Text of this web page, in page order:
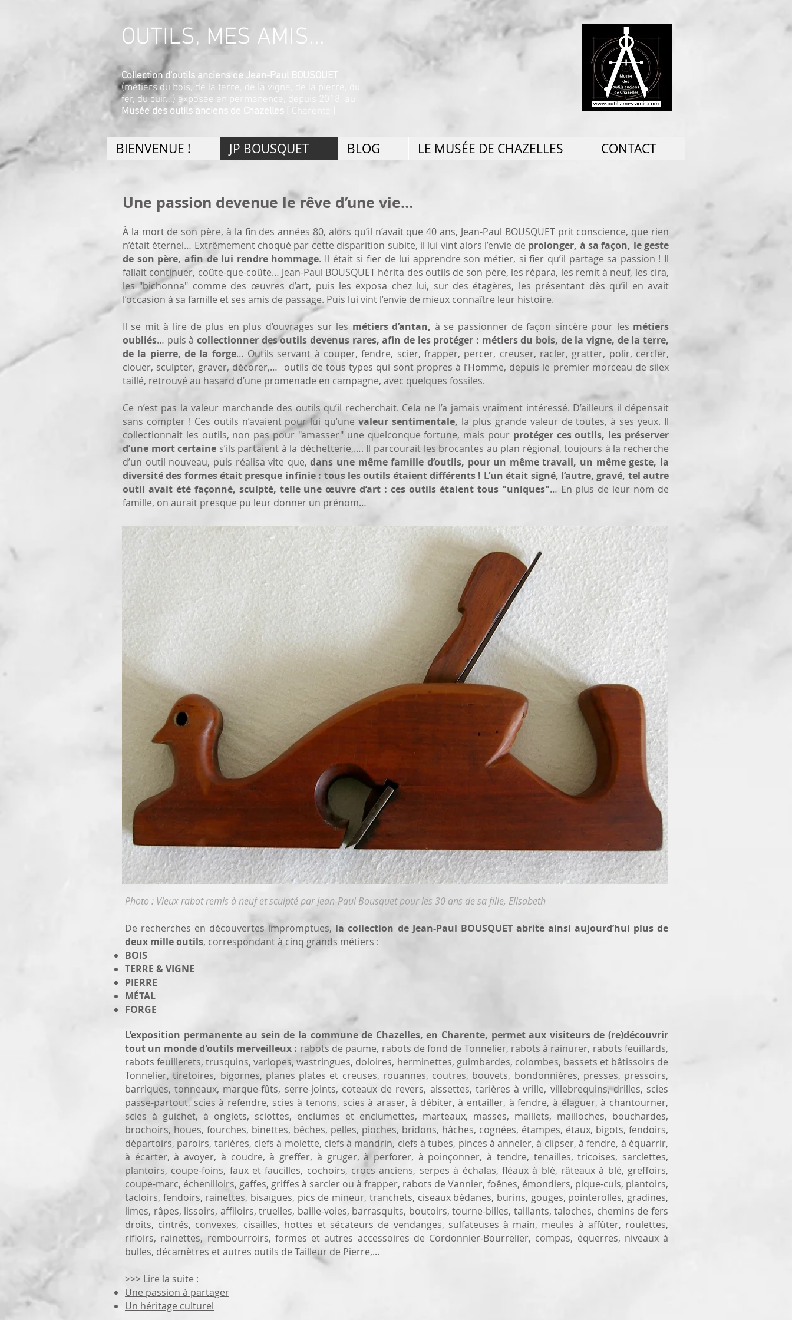
OUTILS, MES AMIS...
Collection d'outils anciens de Jean-Paul BOUSQUET
(métiers du bois, de la terre, de la vigne, de la pierre, du
fer, du cuir...) exposée en permanence, depuis 2018, au
Musée des outils anciens de Chazelles [ Charente ]
BIENVENUE ! JP BOUSQUET BLOG LE MUSÉE DE CHAZELLES CONTACT
Une passion devenue le rêve d’une vie…
À la mort de son père, à la fin des années 80, alors qu’il n’avait que 40 ans, Jean-Paul BOUSQUET prit conscience, que rien
n’était éternel… Extrêmement choqué par cette disparition subite, il lui vint alors l’envie de prolonger, à sa façon, le geste
de son père, afin de lui rendre hommage. Il était si fier de lui apprendre son métier, si fier qu’il partage sa passion ! Il
fallait continuer, coûte-que-coûte… Jean-Paul BOUSQUET hérita des outils de son père, les répara, les remit à neuf, les cira,
les "bichonna" comme des œuvres d’art, puis les exposa chez lui, sur des étagères, les présentant dès qu’il en avait
l’occasion à sa famille et ses amis de passage. Puis lui vint l’envie de mieux connaître leur histoire.
Il se mit à lire de plus en plus d’ouvrages sur les métiers d’antan, à se passionner de façon sincère pour les métiers
oubliés… puis à collectionner des outils devenus rares, afin de les protéger : métiers du bois, de la vigne, de la terre,
de la pierre, de la forge… Outils servant à couper, fendre, scier, frapper, percer, creuser, racler, gratter, polir, cercler,
clouer, sculpter, graver, décorer,… outils de tous types qui sont propres à l’Homme, depuis le premier morceau de silex
taillé, retrouvé au hasard d’une promenade en campagne, avec quelques fossiles.
Ce n’est pas la valeur marchande des outils qu’il recherchait. Cela ne l’a jamais vraiment intéressé. D’ailleurs il dépensait
sans compter ! Ces outils n’avaient pour lui qu’unevaleur sentimentale, la plus grande valeur de toutes, à ses yeux. Il
collectionnait les outils, non pas pour "amasser" une quelconque fortune, mais pour protéger ces outils, les préserver
d’une mort certaine s’ils partaient à la déchetterie,…. Il parcourait les brocantes au plan régional, toujours à la recherche
d’un outil nouveau, puis réalisa vite que,dans une même famille d’outils, pour un même travail, un même geste, la
diversité des formes était presque infinie : tous les outils étaient différents ! L’un était signé, l’autre, gravé, tel autre
outil avait été façonné, sculpté, telle une œuvre d’art : ces outils étaient tous "uniques"… En plus de leur nom de
famille, on aurait presque pu leur donner un prénom…
Photo : Vieux rabot remis à neuf et sculpté par Jean-Paul Bousquet pour les 30 ans de sa fille, Elisabeth
De recherches en découvertes impromptues, la collection de Jean-Paul BOUSQUET abrite ainsi aujourd’hui plus de
deux mille outils, correspondant à cinq grands métiers :
BOIS
TERRE & VIGNE
PIERRE
MÉTAL
FORGE
L’exposition permanente au sein de la commune de Chazelles, en Charente, permet aux visiteurs de (re)découvrir
tout un monde d'outils merveilleux : rabots de paume, rabots de fond de Tonnelier, rabots à rainurer, rabots feuillards,
rabots feuillerets, trusquins, varlopes, wastringues, doloires, herminettes, guimbardes, colombes, bassets et bâtissoirs de
Tonnelier, tiretoires, bigornes, planes plates et creuses, rouannes, coutres, bouvets, bondonnières, presses, pressoirs,
barriques, tonneaux, marque-fûts, serre-joints, coteaux de revers, aissettes, tarières à vrille, villebrequins, drilles, scies
passe-partout, scies à refendre, scies à tenons, scies à araser, à débiter, à entailler, à fendre, à élaguer, à chantourner,
scies à guichet, à onglets, sciottes, enclumes et enclumettes, marteaux, masses, maillets, mailloches, bouchardes,
brochoirs, houes, fourches, binettes, bêches, pelles, pioches, bridons, hâches, cognées, étampes, étaux, bigots, fendoirs,
départoirs, paroirs, tarières, clefs à molette, clefs à mandrin, clefs à tubes, pinces à anneler, à clipser, à fendre, à équarrir,
à écarter, à avoyer, à coudre, à greffer, à gruger, à perforer, à poinçonner, à tendre, tenailles, tricoises, sarclettes,
plantoirs, coupe-foins, faux et faucilles, cochoirs, crocs anciens, serpes à échalas, fléaux à blé, râteaux à blé, greffoirs,
coupe-marc, échenilloirs, gaffes, griffes à sarcler ou à frapper, rabots de Vannier, foênes, émondiers, pique-culs, plantoirs,
tacloirs, fendoirs, rainettes, bisaïgues, pics de mineur, tranchets, ciseaux bédanes, burins, gouges, pointerolles, gradines,
limes, râpes, lissoirs, affiloirs, truelles, baille-voies, barrasquits, boutoirs, tourne-billes, taillants, taloches, chemins de fers
droits, cintrés, convexes, cisailles, hottes et sécateurs de vendanges, sulfateuses à main, meules à affûter, roulettes,
rifloirs, rainettes, rembourroirs, formes et autres accessoires de Cordonnier-Bourrelier, compas, équerres, niveaux à
bulles, décamètres et autres outils de Tailleur de Pierre,...
>>> Lire la suite :
Une passion à partager
Un héritage culturel